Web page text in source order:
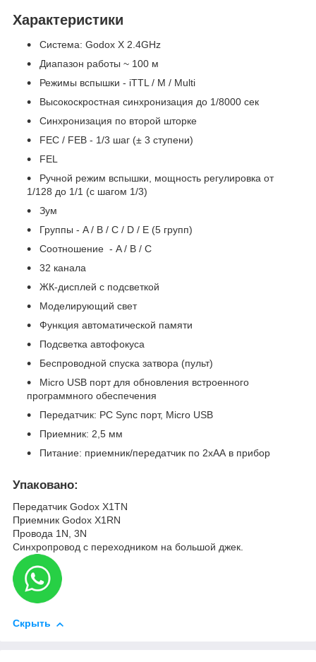
Характеристики
Система: Godox X 2.4GHz
Диапазон работы ~ 100 м
Режимы вспышки - iTTL / M / Multi
Высокоскростная синхронизация до 1/8000 сек
Синхронизация по второй шторке
FEC / FEB - 1/3 шаг (± 3 ступени)
FEL
Ручной режим вспышки, мощность регулировка от
1/128 до 1/1 (с шагом 1/3)
Зум
Группы - A / B / C / D / E (5 групп)
Соотношение - A / B / C
32 канала
ЖК-дисплей с подсветкой
Моделирующий свет
Функция автоматической памяти
Подсветка автофокуса
Беспроводной спуска затвора (пульт)
Micro USB порт для обновления встроенного
программного обеспечения
Передатчик: PC Sync порт, Micro USB
Приемник: 2,5 мм
Питание: приемник/передатчик по 2хАА в прибор
Упаковано:
Передатчик Godox X1TN
Приемник Godox X1RN
Провода 1N, 3N
Синхропровод с переходником на большой джек.
Скрыть